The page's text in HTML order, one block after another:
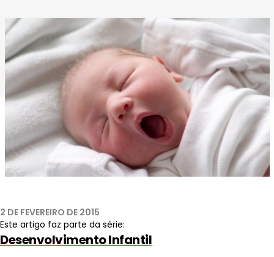
2 DE FEVEREIRO DE 2015
Este artigo faz parte da série:
Desenvolvimento Infantil